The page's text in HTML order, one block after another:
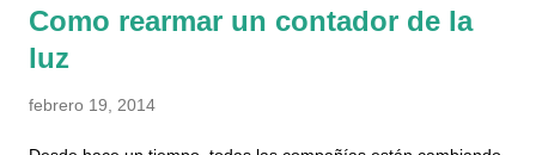
Como rearmar un contador de la
luz
febrero 19, 2014